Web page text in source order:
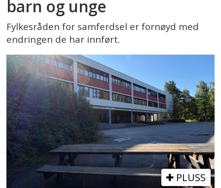
barn og unge
Fylkesråden for samferdsel er fornøyd med
endringen de har innført.
PLUSS